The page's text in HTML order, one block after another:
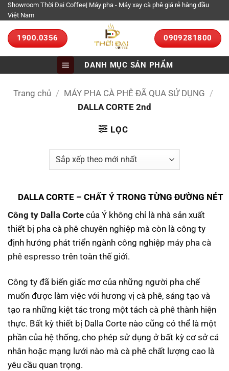
Bỏ
qua
nội
dung
Showroom Thời Đại Coffee| Máy pha - Máy xay cà phê giá rẻ hàng đầu
Việt Nam
1900.0356 0909281800
DANH MỤC SẢN PHẨM
Trang chủ / MÁY PHA CÀ PHÊ ĐÃ QUA SỬ DỤNG /
DALLA CORTE 2nd
LỌC
DALLA CORTE – CHẤT Ý TRONG TỪNG ĐƯỜNG NÉT
Công ty Dalla Corte của Ý không chỉ là nhà sản xuất
thiết bị pha cà phê chuyên nghiệp mà còn là công ty
định hướng phát triển ngành công nghiệp máy pha cà
phê espresso trên toàn thế giới.
Công ty đã biến giấc mơ của những người pha chế
muốn được làm việc với hương vị cà phê, sáng tạo và
tạo ra những kiệt tác trong một tách cà phê thành hiện
thực. Bất kỳ thiết bị Dalla Corte nào cũng có thể là một
phần của hệ thống, cho phép sử dụng ở bất kỳ cơ sở cá
nhân hoặc mạng lưới nào mà cà phê chất lượng cao là
yêu cầu quan trọng.